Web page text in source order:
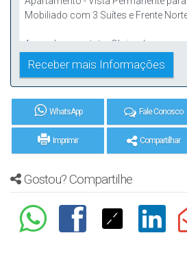
WhatsApp Fale Conosco
Imprimir Compartilhar
Gostou? Compartilhe